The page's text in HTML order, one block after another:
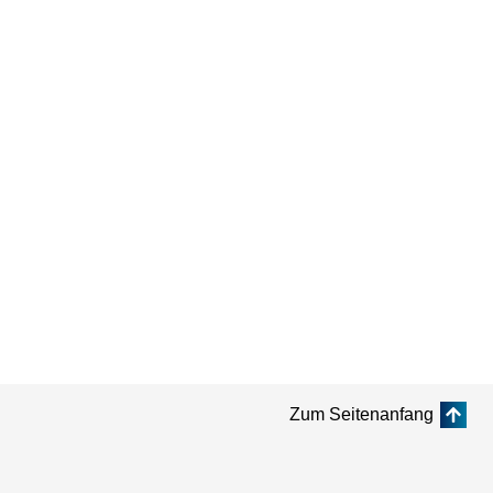
Zum Seitenanfang